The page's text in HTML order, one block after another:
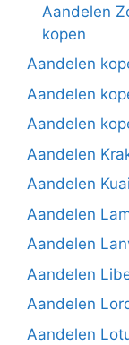
Aandelen
kopen
Aandelen
Aandelen
Aandelen
Aandelen
Aandelen
Aandelen
Aandelen
Aandelen
Aandelen
Aandelen